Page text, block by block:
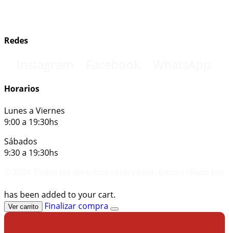
Redes
Horarios
Lunes a Viernes
9:00 a 19:30hs
Sábados
9:30 a 19:30hs
has been added to your cart.
Ver carrito Finalizar compra